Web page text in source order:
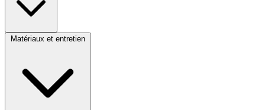
Matériaux et entretien